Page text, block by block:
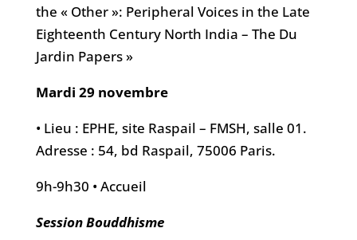
the « Other »: Peripheral Voices in the Late
Eighteenth Century North India – The Du
Jardin Papers »
Mardi 29 novembre
• Lieu : EPHE, site Raspail – FMSH, salle 01.
Adresse : 54, bd Raspail, 75006 Paris.
9h-9h30 • Accueil
Session Bouddhisme